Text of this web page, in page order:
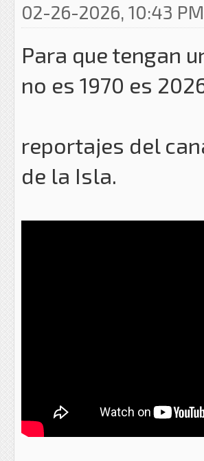
02-26-2026, 10:43 PM
Para que tengan
no es 1970 es
reportajes del
de la Isla.